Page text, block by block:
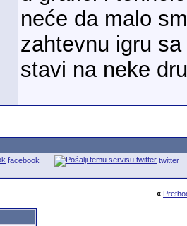
neće da malo
zahtevnu igru
stavi na neke
facebook
twitter
«